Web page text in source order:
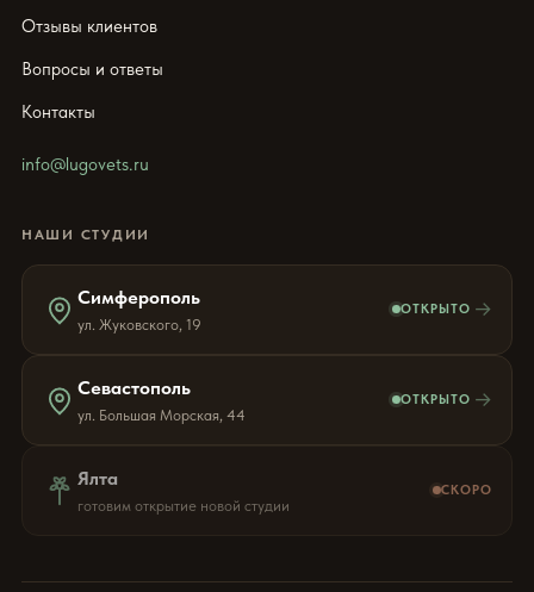
Отзывы клиентов
Вопросы и ответы
Контакты
info@lugovets.ru
НАШИ СТУДИИ
Симферополь
ул. Жуковского, 19
ОТКРЫТО →
Севастополь
ул. Большая Морская, 44
ОТКРЫТО →
Ялта
готовим открытие новой студии
СКОРО